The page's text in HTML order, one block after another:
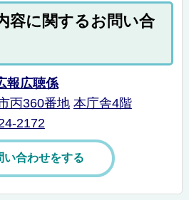
容に関するお問い合
報広聴係
丙360番地 本庁舎4階
2172
い合わせをする